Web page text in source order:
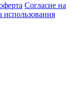
Согласие на
использования